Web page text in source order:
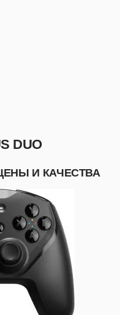
DUO
И КАЧЕСТВА